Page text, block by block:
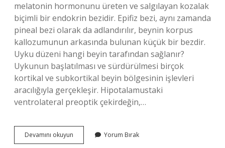
melatonin hormonunu üreten ve salgılayan kozalak
biçimli bir endokrin bezidir. Epifiz bezi, aynı zamanda
pineal bezi olarak da adlandırılır, beynin korpus
kallozumunun arkasında bulunan küçük bir bezdir.
Uyku düzeni hangi beyin tarafından sağlanır?
Uykunun başlatılması ve sürdürülmesi birçok
kortikal ve subkortikal beyin bölgesinin işlevleri
aracılığıyla gerçekleşir. Hipotalamustaki
ventrolateral preoptik çekirdeğin,…
Devamını okuyun
Uyku
Yorum Bırak